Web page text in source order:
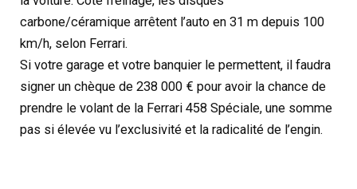
carbone/céramique arrêtent l’auto en 31 m depuis 100
km/h, selon Ferrari.
Si votre garage et votre banquier le permettent, il faudra
signer un chèque de 238 000 € pour avoir la chance de
prendre le volant de la Ferrari 458 Spéciale, une somme
pas si élevée vu l’exclusivité et la radicalité de l’engin.